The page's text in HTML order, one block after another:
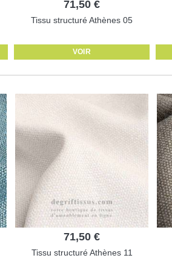
71,50 €
Tissu structuré Athènes 05
VOIR
71,50 €
Tissu structuré Athènes 11